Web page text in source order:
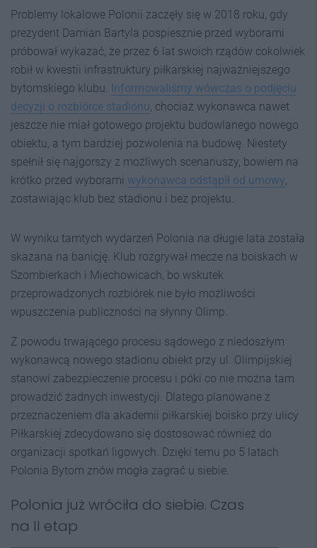
Problemy lokalowe Polonii zaczęły się w 2018 roku, gdy
prezydent Damian Bartyla pospiesznie przed wyborami
próbował wykazać, że przez 6 lat swoich rządów cokolwiek
robił w kwestii infrastruktury piłkarskiej najważniejszego
bytomskiego klubu. Informowaliśmy wówczas o podjęciu
decyzji o rozbiórce stadionu, chociaż wykonawca nawet
jeszcze nie miał gotowego projektu budowlanego nowego
obiektu, a tym bardziej pozwolenia na budowę. Niestety
spełnił się najgorszy z możliwych scenariuszy, bowiem na
krótko przed wyborami wykonawca odstąpił od umowy,
zostawiając klub bez stadionu i bez projektu.
W wyniku tamtych wydarzeń Polonia na długie lata została
skazana na banicję. Klub rozgrywał mecze na boiskach w
Szombierkach i Miechowicach, bo wskutek
przeprowadzonych rozbiórek nie było możliwości
wpuszczenia publiczności na słynny Olimp.
Z powodu trwającego procesu sądowego z niedoszłym
wykonawcą nowego stadionu obiekt przy ul. Olimpijskiej
stanowi zabezpieczenie procesu i póki co nie można tam
prowadzić żadnych inwestycji. Dlatego planowane z
przeznaczeniem dla akademii piłkarskiej boisko przy ulicy
Piłkarskiej zdecydowano się dostosować również do
organizacji spotkań ligowych. Dzięki temu po 5 latach
Polonia Bytom znów mogła zagrać u siebie.
Polonia już wróciła do siebie. Czas
na II etap